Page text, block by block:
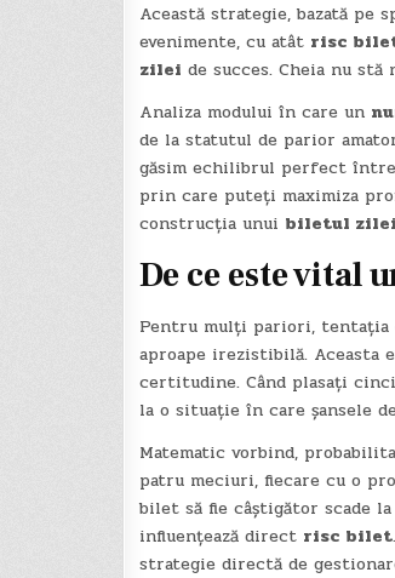
Această strategie, bazată pe
evenimente, cu atât risc
zilei de succes. Cheia nu
Analiza modului în care un
de la statutul de parior
găsim echilibrul perfect
prin care puteți maximiza
construcția unui biletul zilei
De ce este vital
Pentru mulți pariori, tentația
aproape irezistibilă. Aceasta
certitudine. Când plasați
la o situație în care șansele
Matematic vorbind,
patru meciuri, fiecare cu o
bilet să fie câștigător scade
influențează direct risc bilet
strategie directă de